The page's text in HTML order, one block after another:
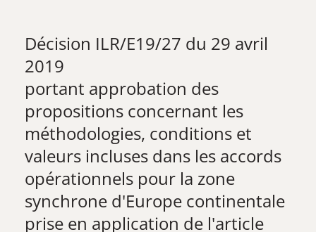
Décision ILR/E19/27 du 29 avril
2019
​portant approbation des
propositions concernant les
méthodologies, conditions et
valeurs incluses dans les accords
opérationnels pour la zone
synchrone d'Europe continentale
prise en application de l'article